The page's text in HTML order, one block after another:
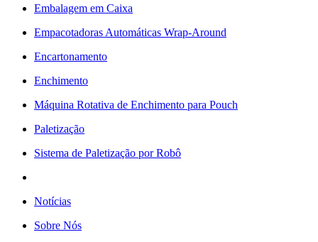
Embalagem em Caixa
Empacotadoras Automáticas Wrap-Around
Encartonamento
Enchimento
Máquina Rotativa de Enchimento para Pouch
Paletização
Sistema de Paletização por Robô
Notícias
Sobre Nós